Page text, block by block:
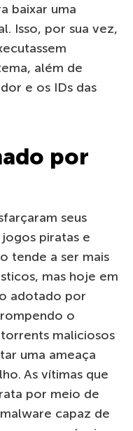
baixar uma
Isso, por sua vez,
além de
e os IDs das
por
seus
piratas e
tende a ser mais
mas hoje em
adotado por
o
maliciosos
uma ameaça
As vítimas que
por meio de
capaz de